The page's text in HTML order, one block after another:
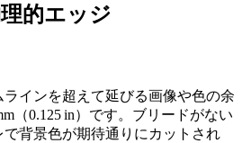
的エッジ
インを超えて延びる画像や色の余
（0.125 in）です。ブリードがない
背景色が期待通りにカットされ